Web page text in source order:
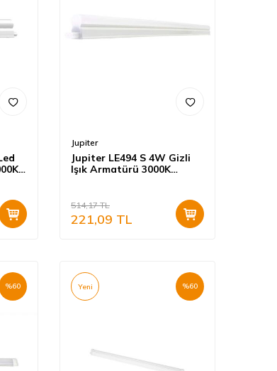
Jupiter
Jupiter LE494 S 4W Gizli
Işık Armatürü 3000K
514,17TL
221,09 TL
%60 %60
Yeni